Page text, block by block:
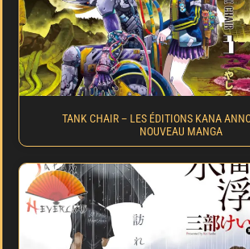
TANK CHAIR – LES ÉDITIONS KANA
NOUVEAU MANGA